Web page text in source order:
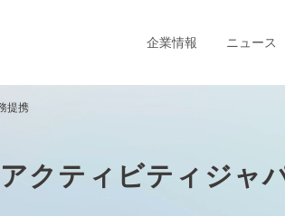
企業情報 ニュース
提携
クティビティジャ